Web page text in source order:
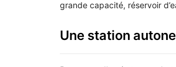
grande capacité, réservoir
Une station